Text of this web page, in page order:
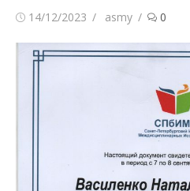
Posted
14/12/2023 Author
asmy 0